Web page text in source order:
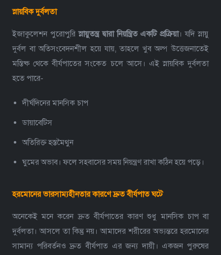
স্নায়বিক দুর্বলতা
ইজাকুলেশন পুরোপুরিস্নায়ুতন্ত্র দ্বারা নিয়ন্ত্রিত একটি প্রক্রিয়া। যদি স্নায়ু
দুর্বল বা অতিসংবেদনশীল হয়ে যায়, তাহলে খুব অল্প উত্তেজনাতেই
মস্তিষ্ক থেকে বীর্যপাতের সংকেত চলে আসে। এই স্নায়বিক দুর্বলতা
হতে পারে-
দীর্ঘদিনের মানসিক চাপ
ডায়াবেটিস
অতিরিক্ত হস্তমৈথুন
ঘুমের অভাব।ফলে সহবাসের সময় নিয়ন্ত্রণ রাখা কঠিন হয়ে পড়ে।
হরমোনের ভারসাম্যহীনতার কারণে দ্রুত বীর্যপাত ঘটে
অনেকেই মনে করেন দ্রুত বীর্যপাতের কারণ শুধু মানসিক চাপ বা
দুর্বলতা। আসলে তা কিন্তু নয়। আমাদের শরীরের অভ্যন্তরে হরমোনের
সামান্য পরিবর্তনও দ্রুত বীর্যপাত এর জন্য দায়ী। একজন পুরুষের